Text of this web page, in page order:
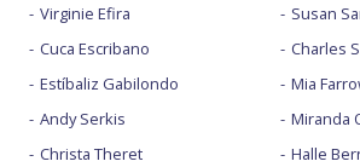
Virginie Efira
Cuca Escribano
Estíbaliz Gabilondo
Andy Serkis
Christa Theret
Susan
Charles
Mia
Miranda
Halle